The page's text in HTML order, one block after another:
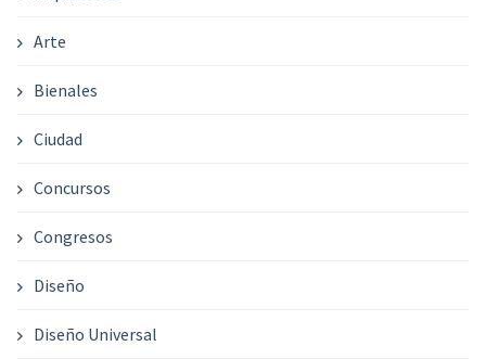
Arte
Bienales
Ciudad
Concursos
Congresos
Diseño
Diseño Universal